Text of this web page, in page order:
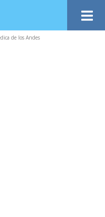
de los Andes